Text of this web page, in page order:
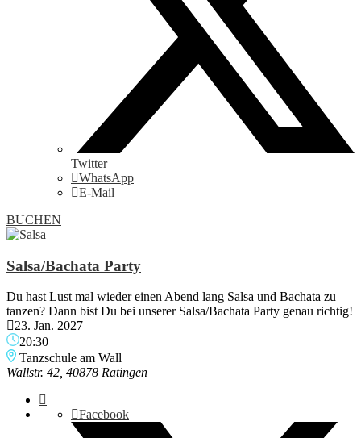
Twitter
WhatsApp
E-Mail
BUCHEN
Salsa/Bachata Party
Du hast Lust mal wieder einen Abend lang Salsa und Bachata zu
tanzen? Dann bist Du bei unserer Salsa/Bachata Party genau richtig!
23. Jan. 2027
20:30
Tanzschule am Wall
Wallstr. 42, 40878 Ratingen
Facebook